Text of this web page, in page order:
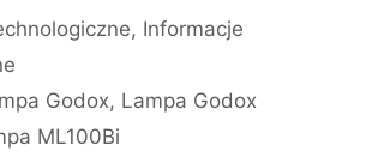
, Informacje
Godox, Lampa Godox
ML100Bi